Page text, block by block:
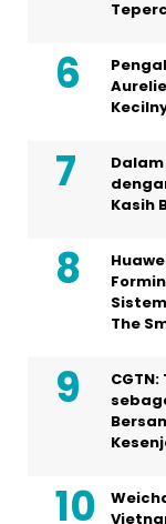
Kasih
The